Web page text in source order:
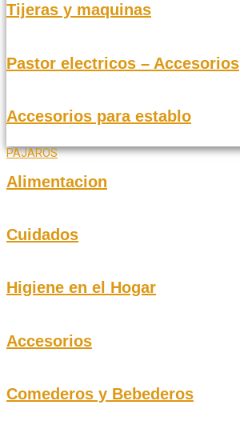
Tijeras y maquinas
Pastor electricos – Accesorios
Accesorios para establo
PAJAROS
Alimentacion
Cuidados
Higiene en el Hogar
Accesorios
Comederos y Bebederos